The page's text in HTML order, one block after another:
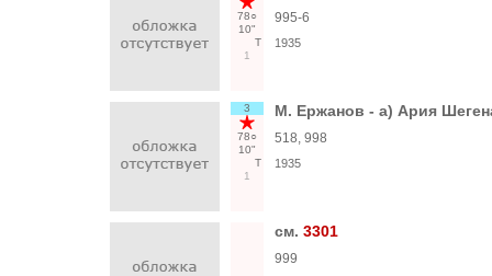
78○
10"
Т
1
995-6
1935
3
78○
10"
Т
1
М. Ержанов - а) Ария
518, 998
1935
см. 3301
999